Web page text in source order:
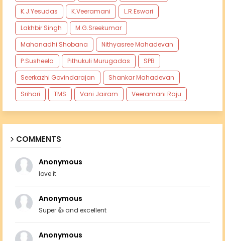
K.J.Yesudas
K.Veeramani
L.R.Eswari
Lakhbir Singh
M.G.Sreekumar
Mahanadhi Shobana
Nithyasree Mahadevan
P.Susheela
Pithukuli Murugadas
SPB
Seerkazhi Govindarajan
Shankar Mahadevan
Srihari
TMS Vani Jairam Veeramani Raju
COMMENTS
Anonymous
love it
Anonymous
Super 👍 and excellent
Anonymous